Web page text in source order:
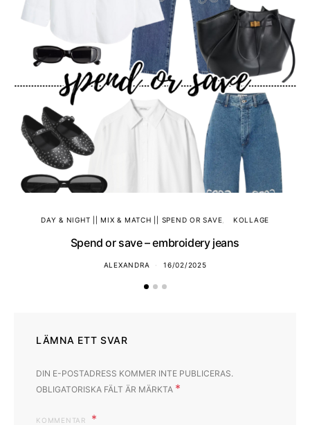
DAY & NIGHT || MIX & MATCH || SPEND OR SAVE KOLLAGE
Spend or save – embroidery jeans
ALEXANDRA 16/02/2025
LÄMNA ETT SVAR
DIN E-POSTADRESS KOMMER INTE PUBLICERAS.
OBLIGATORISKA FÄLT ÄR MÄRKTA *
KOMMENTAR